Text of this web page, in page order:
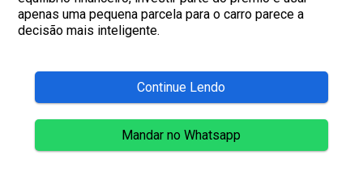
apenas uma pequena parcela para o carro parece a
decisão mais inteligente.
Continue Lendo
Mandar no Whatsapp